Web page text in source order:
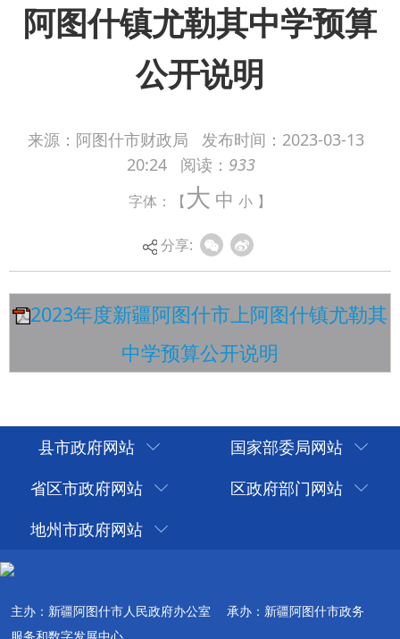
阿图什镇尤勒其中学预算
公开说明
来源：阿图什市财政局 发布时间： 2023-03-13
20:24
阅读： 933
字体：【大 中 小 】
分享:
2023年度新疆阿图什市上阿图什镇尤勒其
中学预算公开说明
县市政府网站
国家部委局网站
省区市政府网站
区政府部门网站
地州市政府网站
主办：新疆阿图什市人民政府办公室
承办：新疆阿图什市政务